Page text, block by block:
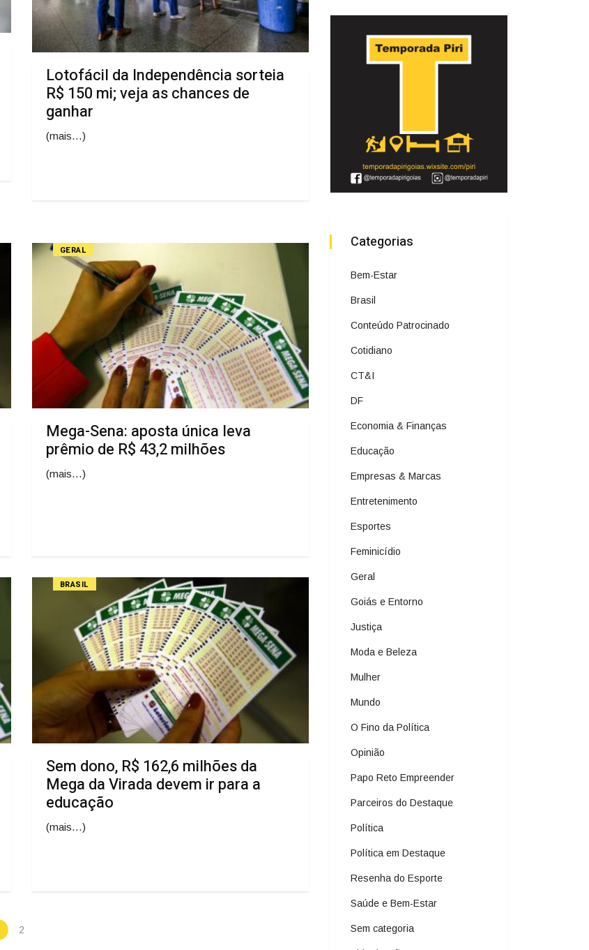
Lotofácil da Independência sorteia
R$ 150 mi; veja as chances de
ganhar
(mais…)
GERAL
Mega-Sena: aposta única leva
prêmio de R$ 43,2 milhões
(mais…)
BRASIL
Sem dono, R$ 162,6 milhões da
Mega da Virada devem ir para a
educação
(mais…)
2
Categorias
Bem-Estar
Brasil
Conteúdo Patrocinado
Cotidiano
CT&I
DF
Economia & Finanças
Educação
Empresas & Marcas
Entretenimento
Esportes
Feminicídio
Geral
Goiás e Entorno
Justiça
Moda e Beleza
Mulher
Mundo
O Fino da Política
Opinião
Papo Reto Empreender
Parceiros do Destaque
Política
Política em Destaque
Resenha do Esporte
Saúde e Bem-Estar
Sem categoria